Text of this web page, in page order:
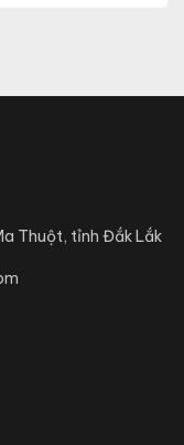
Thuột, tỉnh Đắk Lắk